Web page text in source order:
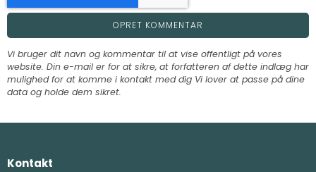
OPRET KOMMENTAR
Vi bruger dit navn og kommentar til at vise offentligt på vores
website. Din e-mail er for at sikre, at forfatteren af dette indlæg har
mulighed for at komme i kontakt med dig Vi lover at passe på dine
data og holde dem sikret.
Kontakt